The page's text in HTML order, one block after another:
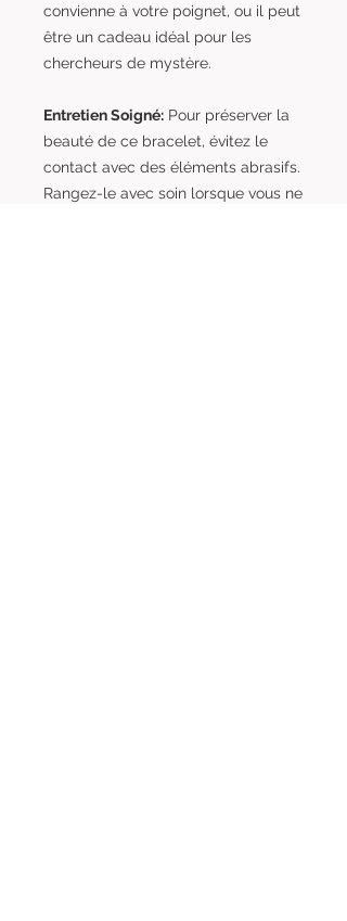
convienne à votre poignet, ou il peut
être un cadeau idéal pour les
chercheurs de mystère.
Entretien Soigné: Pour préserver la
beauté de ce bracelet, évitez le
contact avec des éléments abrasifs.
Rangez-le avec soin lorsque vous ne